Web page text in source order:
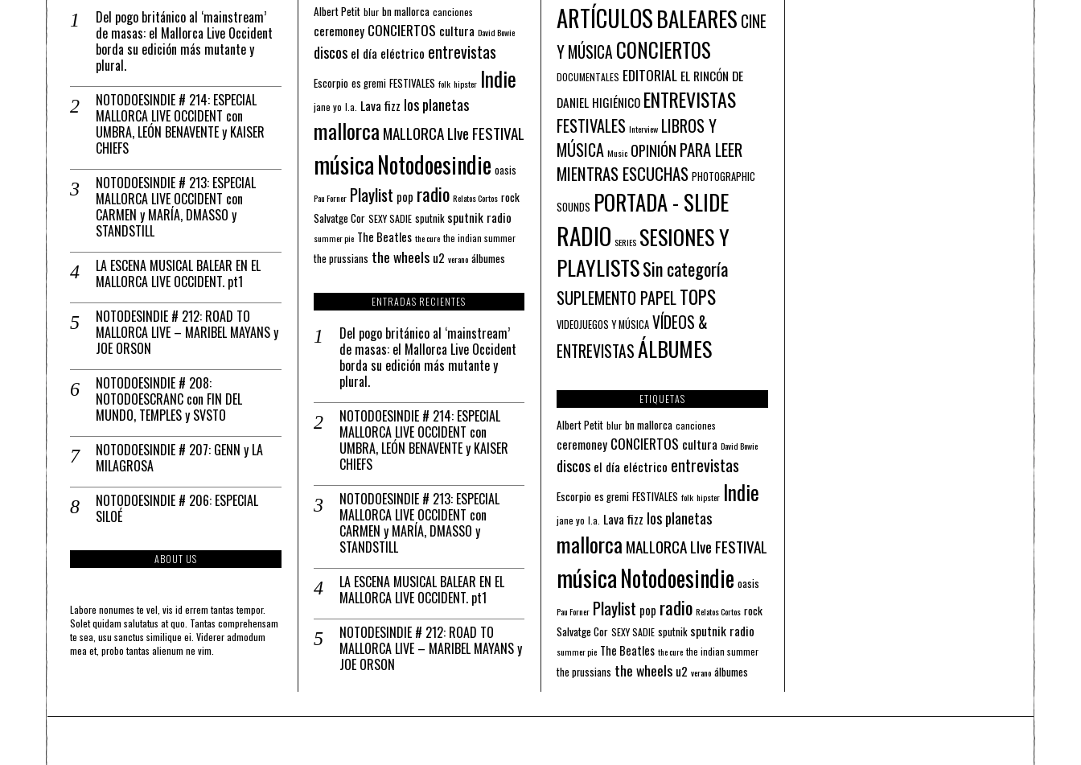
Del pogo británico al ‘mainstream’
de masas: el Mallorca Live Occident
borda su edición más mutante y
plural.
NOTODOESINDIE # 214: ESPECIAL
MALLORCA LIVE OCCIDENT con
UMBRA, LEÓN BENAVENTE y KAISER
CHIEFS
NOTODOESINDIE # 213: ESPECIAL
MALLORCA LIVE OCCIDENT con
CARMEN y MARÍA, DMASSO y
STANDSTILL
LA ESCENA MUSICAL BALEAR EN EL
MALLORCA LIVE OCCIDENT. pt1
NOTODESINDIE # 212: ROAD TO
MALLORCA LIVE – MARIBEL MAYANS y
JOE ORSON
NOTODOESINDIE # 208:
NOTODOESCRANC con FIN DEL
MUNDO, TEMPLES y SVSTO
NOTODOESINDIE # 207: GENN y LA
MILAGROSA
NOTODOESINDIE # 206: ESPECIAL
SILOÉ
ABOUT US
Labore nonumes te vel, vis id errem tantas tempor.
Solet quidam salutatus at quo. Tantas comprehensam
te sea, usu sanctus similique ei. Viderer admodum
mea et, probo tantas alienum ne vim.
Albert Petit blur bn mallorca canciones
ceremoney CONCIERTOS cultura David Bowie
discos el día eléctrico entrevistas
Escorpio es gremi FESTIVALES folk hipster Indie
jane yo l.a. Lava fizz los planetas
mallorca MALLORCA LIve FESTIVAL
músicaNotodoesindie oasis
Pau Forner Playlist pop radio Relatos Cortos rock
Salvatge Cor SEXY SADIE sputnik sputnik radio
summer pie The Beatles the cure the indian summer
the prussians the wheels u2 verano álbumes
ENTRADAS RECIENTES
Del pogo británico al ‘mainstream’
de masas: el Mallorca Live Occident
borda su edición más mutante y
plural.
NOTODOESINDIE # 214: ESPECIAL
MALLORCA LIVE OCCIDENT con
UMBRA, LEÓN BENAVENTE y KAISER
CHIEFS
NOTODOESINDIE # 213: ESPECIAL
MALLORCA LIVE OCCIDENT con
CARMEN y MARÍA, DMASSO y
STANDSTILL
LA ESCENA MUSICAL BALEAR EN EL
MALLORCA LIVE OCCIDENT. pt1
NOTODESINDIE # 212: ROAD TO
MALLORCA LIVE – MARIBEL MAYANS y
JOE ORSON
ARTÍCULOSBALEARES CINE
Y MÚSICA CONCIERTOS
DOCUMENTALES EDITORIAL EL RINCÓN DE
DANIEL HIGIÉNICO ENTREVISTAS
FESTIVALES Interview LIBROS Y
MÚSICA Music OPINIÓN PARA LEER
MIENTRAS ESCUCHAS PHOTOGRAPHIC
SOUNDS PORTADA - SLIDE
RADIO SERIES SESIONES Y
PLAYLISTSSin categoría
SUPLEMENTO PAPELTOPS
VIDEOJUEGOS Y MÚSICA VÍDEOS &
ENTREVISTASÁLBUMES
ETIQUETAS
Albert Petit blur bn mallorca canciones
ceremoney CONCIERTOS cultura David Bowie
discos el día eléctrico entrevistas
Escorpio es gremi FESTIVALES folk hipster Indie
jane yo l.a. Lava fizz los planetas
mallorca MALLORCA LIve FESTIVAL
músicaNotodoesindie oasis
Pau Forner Playlist pop radio Relatos Cortos rock
Salvatge Cor SEXY SADIE sputnik sputnik radio
summer pie The Beatles the cure the indian summer
the prussians the wheels u2 verano álbumes